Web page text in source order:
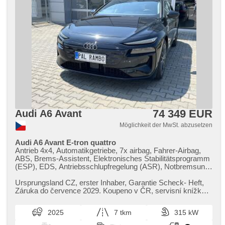
Teilbare Rücksitzbank, zadní loketní opěrka,
Heckscheibenwischer, Getönte Scheiben, zatmavená zadní
skla, přední pohon, Längssitzvorschub, Ausziehbare
Kopflehnen, Anhängevorrichtung, el. tažné zařízení, digitální
přístrojová deska, malý kožený paket
Audi A6 Avant 74 349 EUR
Möglichkeit der MwSt. abzusetzen
Audi A6 Avant E-tron quattro
Antrieb 4x4, Automatikgetriebe, 7x airbag, Fahrer-Airbag,
ABS, Brems-Assistent, Elektronisches Stabilitätsprogramm
(ESP), EDS, Antriebsschlupfregelung (ASR), Notbremsung
do kopce (HSA), ukazatel rychlostního limitu (SLIF), Uhr
Spur, Blind Spot Anzeige, asistent jízdy v jízdním pruhu,
klimatizace, Klimaautomatik, Standheizung, Standheizung
mit Zeitvorwärmer, Adaptive Geschwindigkeitsregelung,
Tempomat, LED adaptivní světlomety, LED matrixové
Ursprungsland CZ,​ erster Inhaber,​ Garantie Scheck​- Heft,​
Záruka do července 2029. Koupeno v ČR,​ servisní knížka,​
2025 7 tkm
315 kW